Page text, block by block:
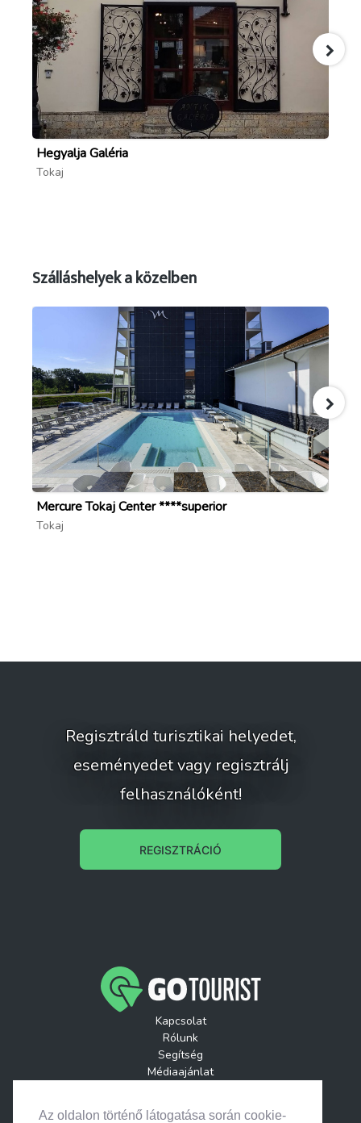
Az oldalon történő látogatása során cookie-
Hegyalja Galéria
Tokaj
Szálláshelyek a közelben
Mercure Tokaj Center ****superior
Tokaj
Regisztráld turisztikai helyedet,
eseményedet vagy regisztrálj
felhasználóként!
REGISZTRÁCIÓ
Kapcsolat
Rólunk
Segítség
Médiaajánlat
GoTourist Hírlevél